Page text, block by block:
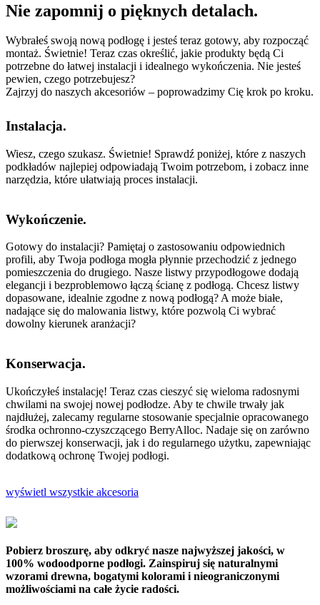
Nie zapomnij o pięknych detalach.
Wybrałeś swoją nową podłogę i jesteś teraz gotowy, aby rozpocząć
montaż. Świetnie! Teraz czas określić, jakie produkty będą Ci
potrzebne do łatwej instalacji i idealnego wykończenia. Nie jesteś
pewien, czego potrzebujesz?
Zajrzyj do naszych akcesoriów – poprowadzimy Cię krok po kroku.
Instalacja.
Wiesz, czego szukasz. Świetnie! Sprawdź poniżej, które z naszych
podkładów najlepiej odpowiadają Twoim potrzebom, i zobacz inne
narzędzia, które ułatwiają proces instalacji.
Wykończenie.
Gotowy do instalacji? Pamiętaj o zastosowaniu odpowiednich
profili, aby Twoja podłoga mogła płynnie przechodzić z jednego
pomieszczenia do drugiego. Nasze listwy przypodłogowe dodają
elegancji i bezproblemowo łączą ścianę z podłogą. Chcesz listwy
dopasowane, idealnie zgodne z nową podłogą? A może białe,
nadające się do malowania listwy, które pozwolą Ci wybrać
dowolny kierunek aranżacji?
Konserwacja.
Ukończyłeś instalację! Teraz czas cieszyć się wieloma radosnymi
chwilami na swojej nowej podłodze. Aby te chwile trwały jak
najdłużej, zalecamy regularne stosowanie specjalnie opracowanego
środka ochronno-czyszczącego BerryAlloc. Nadaje się on zarówno
do pierwszej konserwacji, jak i do regularnego użytku, zapewniając
dodatkową ochronę Twojej podłogi.
wyświetl wszystkie akcesoria
Pobierz broszurę, aby odkryć nasze najwyższej jakości, w
100% wodoodporne podłogi. Zainspiruj się naturalnymi
wzorami drewna, bogatymi kolorami i nieograniczonymi
możliwościami na całe życie radości.